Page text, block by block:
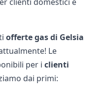
offerte gasdi Gelsia
Le
per i clienti
dai primi: